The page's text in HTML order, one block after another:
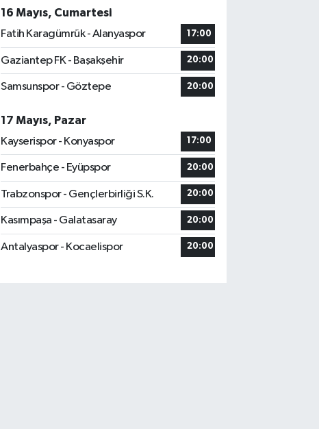
16 Mayıs, Cumartesi
Fatih Karagümrük - Alanyaspor
17:00
Gaziantep FK - Başakşehir 20:00
Samsunspor - Göztepe 20:00
17 Mayıs, Pazar
Kayserispor - Konyaspor
17:00
Fenerbahçe - Eyüpspor 20:00
Trabzonspor - Gençlerbirliği S.K. 20:00
Kasımpaşa - Galatasaray 20:00
Antalyaspor - Kocaelispor 20:00